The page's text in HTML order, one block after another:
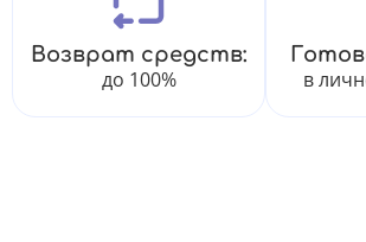
Возврат средств:
до 100% в